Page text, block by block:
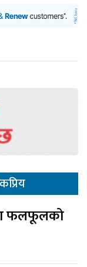
फलफूलको